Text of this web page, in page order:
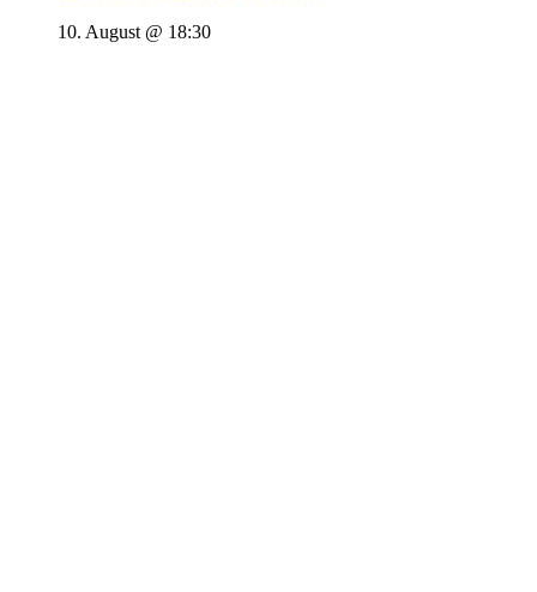
10. August @ 18:30